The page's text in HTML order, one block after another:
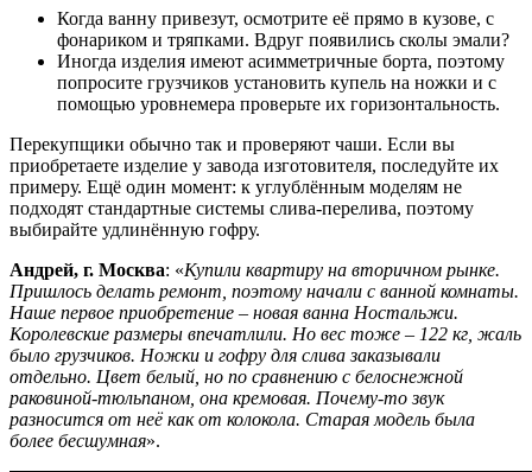
Когда ванну привезут, осмотрите её прямо в кузове, с
фонариком и тряпками. Вдруг появились сколы эмали?
Иногда изделия имеют асимметричные борта, поэтому
попросите грузчиков установить купель на ножки и с
помощью уровнемера проверьте их горизонтальность.
Перекупщики обычно так и проверяют чаши. Если вы
приобретаете изделие у завода изготовителя, последуйте их
примеру. Ещё один момент: к углублённым моделям не
подходят стандартные системы слива-перелива, поэтому
выбирайте удлинённую гофру.
Андрей, г. Москва: «Купили квартиру на вторичном рынке.
Пришлось делать ремонт, поэтому начали с ванной комнаты.
Наше первое приобретение – новая ванна Ностальжи.
Королевские размеры впечатлили. Но вес тоже – 122 кг, жаль
было грузчиков. Ножки и гофру для слива заказывали
отдельно. Цвет белый, но по сравнению с белоснежной
раковиной-тюльпаном, она кремовая. Почему-то звук
разносится от неё как от колокола. Старая модель была
более бесшумная».